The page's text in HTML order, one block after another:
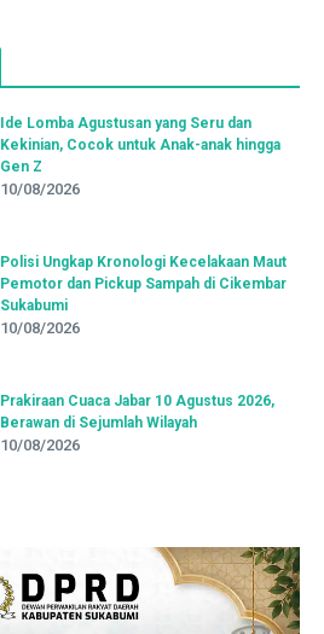
Ide Lomba Agustusan yang Seru dan
Kekinian, Cocok untuk Anak-anak hingga
Gen Z
10/08/2026
Polisi Ungkap Kronologi Kecelakaan Maut
Pemotor dan Pickup Sampah di Cikembar
Sukabumi
10/08/2026
Prakiraan Cuaca Jabar 10 Agustus 2026,
Berawan di Sejumlah Wilayah
10/08/2026